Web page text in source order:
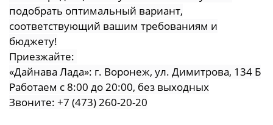
подобрать оптимальный вариант,
соответствующий вашим требованиям и
бюджету!
Приезжайте:
«Дайнава Лада»: г. Воронеж, ул. Димитрова, 134 Б
Работаем с 8:00 до 20:00, без выходных
Звоните: +7 (473) 260-20-20